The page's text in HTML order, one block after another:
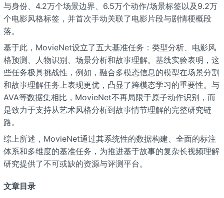
与身份、4.2万个场景边界、6.5万个动作/场景标签以及9.2万
个电影风格标签，并首次手动关联了电影片段与剧情梗概段
落。
基于此，MovieNet设立了五大基准任务：类型分析、电影风
格预测、人物识别、场景分析和故事理解。基线实验表明，这
些任务极具挑战性，例如，融合多模态信息的模型在场景分割
和故事理解任务上表现更优，凸显了跨模态学习的重要性。与
AVA等数据集相比，MovieNet不再局限于原子动作识别，而
是致力于支持从艺术风格分析到故事情节理解的完整研究链
路。
综上所述，MovieNet通过其系统性的数据构建、全面的标注
体系和多维度的基准任务，为推进基于故事的复杂长视频理解
研究提供了不可或缺的资源与评测平台。
文章目录